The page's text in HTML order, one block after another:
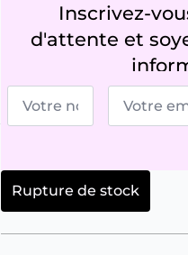
Inscrivez-
d'attente et
Votre
nom
*
Courrier
*
Rupture de stock